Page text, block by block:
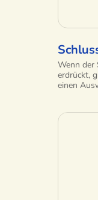
Wenn der
erdrückt,
einen